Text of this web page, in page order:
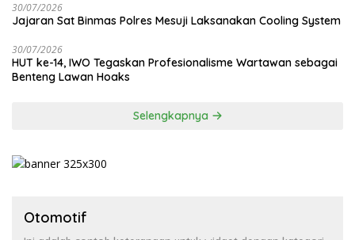
30/07/2026
Jajaran Sat Binmas Polres Mesuji Laksanakan Cooling System
30/07/2026
HUT ke-14, IWO Tegaskan Profesionalisme Wartawan sebagai
Benteng Lawan Hoaks ‎
Selengkapnya
Otomotif